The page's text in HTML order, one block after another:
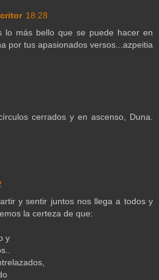
18:28
lo más bello que se puede hacer en
por tus apasionados versos...azpeitia
cerrados y en ascenso, Duna.
y sentir juntos nos llega a todos y
la certeza de que:
y